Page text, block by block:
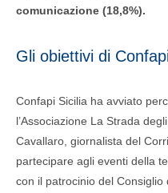
comunicazione (18,8%).
Gli obiettivi di
Confapi Sicilia ha avviato
l’Associazione La Strada
Cavallaro, giornalista del
partecipare agli eventi della
con il patrocinio del Consiglio